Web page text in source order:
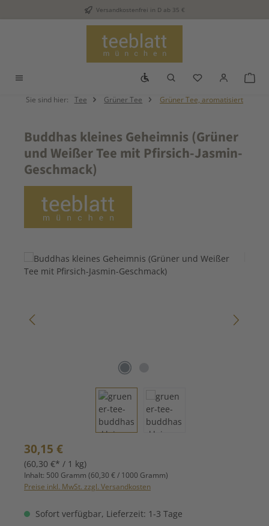
Zum Hauptinhalt springenVersandkostenfrei in D ab 35 €
Werkzeugleiste anzeigen
Du hast 0
Sie sind hier: Tee Grüner Tee Grüner Tee, aromatisiert
Buddhas kleines Geheimnis (Grüner
und Weißer Tee mit Pfirsich-Jasmin-
Geschmack)
Bildergalerie überspringen
Regulärer Preis:
30,15 €
(60,30 €* / 1 kg)
Inhalt: 500 Gramm (60,30 € / 1000 Gramm)
Preise inkl. MwSt. zzgl. Versandkosten
Sofort verfügbar, Lieferzeit: 1-3 Tage